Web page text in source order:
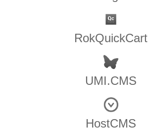
RokQuickCart
UMI.CMS
HostCMS